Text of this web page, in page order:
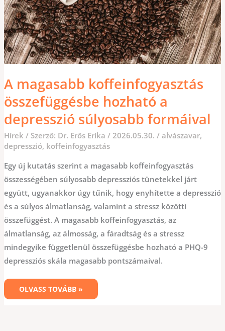
A magasabb koffeinfogyasztás
összefüggésbe hozható a
depresszió súlyosabb formáival
Hírek / Szerző: Dr. Erős Erika / 2026.05.30. / alvászavar,
depresszió, koffeinfogyasztás
Egy új kutatás szerint a magasabb koffeinfogyasztás
összességében súlyosabb depressziós tünetekkel járt
együtt, ugyanakkor úgy tűnik, hogy enyhítette a depresszió
és a súlyos álmatlanság, valamint a stressz közötti
összefüggést. A magasabb koffeinfogyasztás, az
álmatlanság, az álmosság, a fáradtság és a stressz
mindegyike függetlenül összefüggésbe hozható a PHQ-9
depressziós skála magasabb pontszámaival.
OLVASS TOVÁBB »